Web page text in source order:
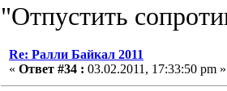
"Отпустить
Re: Ралли Байкал 2011
« Ответ #34 : 03.02.2011, 17:33:50 pm »